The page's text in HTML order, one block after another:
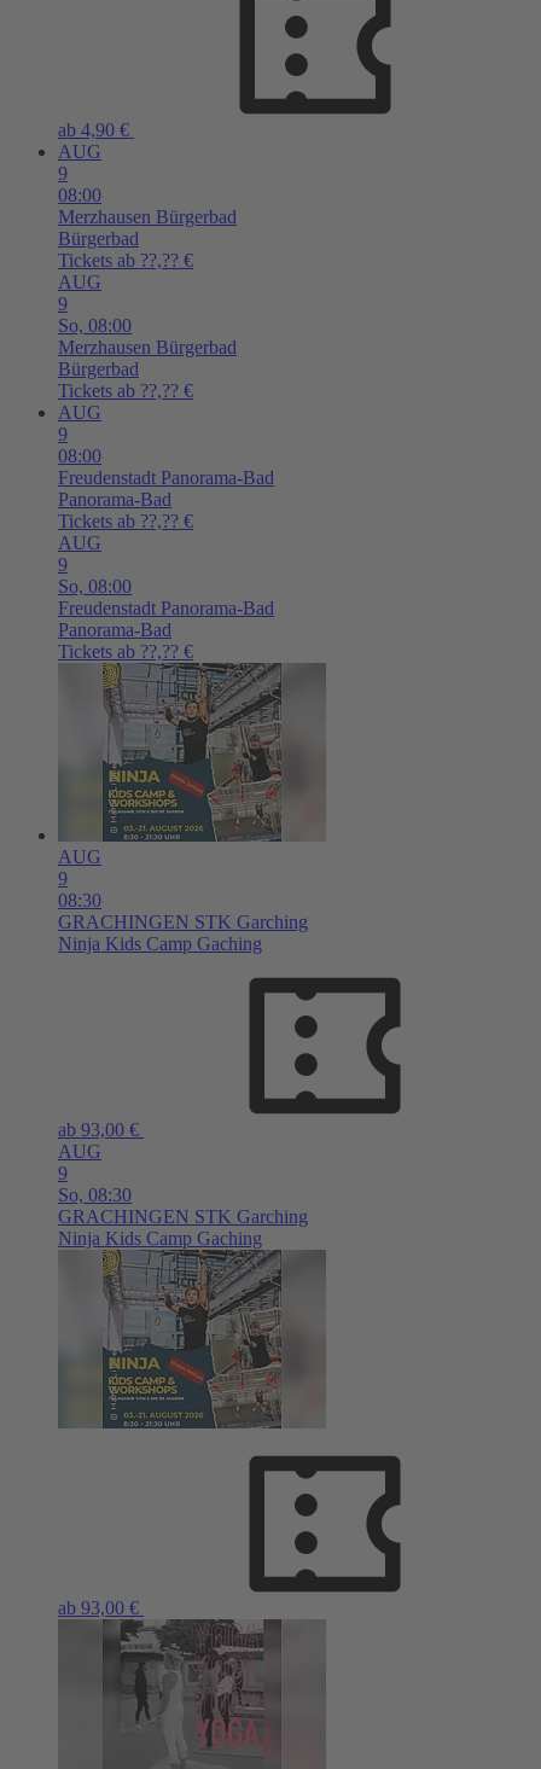
ab 4,90 €
AUG
9
08:00
Merzhausen Bürgerbad
Bürgerbad
Tickets ab ??,?? €
AUG
9
So, 08:00
Merzhausen Bürgerbad
Bürgerbad
Tickets ab ??,?? €
AUG
9
08:00
Freudenstadt Panorama-Bad
Panorama-Bad
Tickets ab ??,?? €
AUG
9
So, 08:00
Freudenstadt Panorama-Bad
Panorama-Bad
Tickets ab ??,?? €
AUG
9
08:30
GRACHINGEN STK Garching
Ninja Kids Camp Gaching
ab 93,00 €
AUG
9
So, 08:30
GRACHINGEN STK Garching
Ninja Kids Camp Gaching
ab 93,00 €